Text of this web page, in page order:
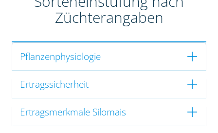
Züchterangaben
Pflanzenphysiologie
Ertragssicherheit
Ertragsmerkmale Silomais